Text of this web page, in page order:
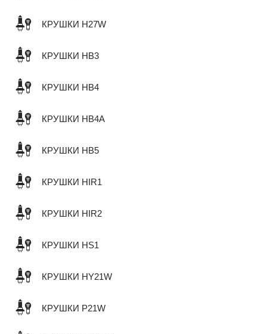
КРУШКИ H27W
КРУШКИ HB3
КРУШКИ HB4
КРУШКИ HB4A
КРУШКИ HB5
КРУШКИ HIR1
КРУШКИ HIR2
КРУШКИ HS1
КРУШКИ HY21W
КРУШКИ P21W